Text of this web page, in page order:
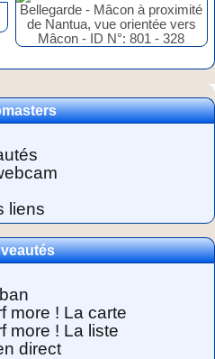
liens
more ! La carte
more ! La liste
direct